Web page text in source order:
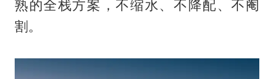
熟的全栈方案，不缩水、不降配、不阉
割。